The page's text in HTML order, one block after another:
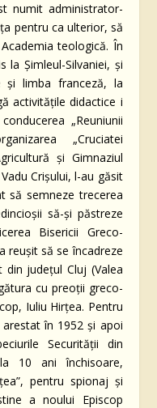
numit administrator-
pentru ca ulterior, să
teologică. În
Şimleul-Silvaniei, şi
şi limba franceză, la
activităţile didactice i
„Reuniunii
„Cruciatei
şi Gimnaziul
Crişului, l-au găsit
să semneze trecerea
să-şi păstreze
Bisericii Greco-
reuşit să se încadreze
judeţul Cluj (Valea
cu preoţii greco-
Iuliu Hirţea. Pentru
în 1952 şi apoi
Securităţii din
10 ani închisoare,
pentru spionaj şi
a noului Episcop